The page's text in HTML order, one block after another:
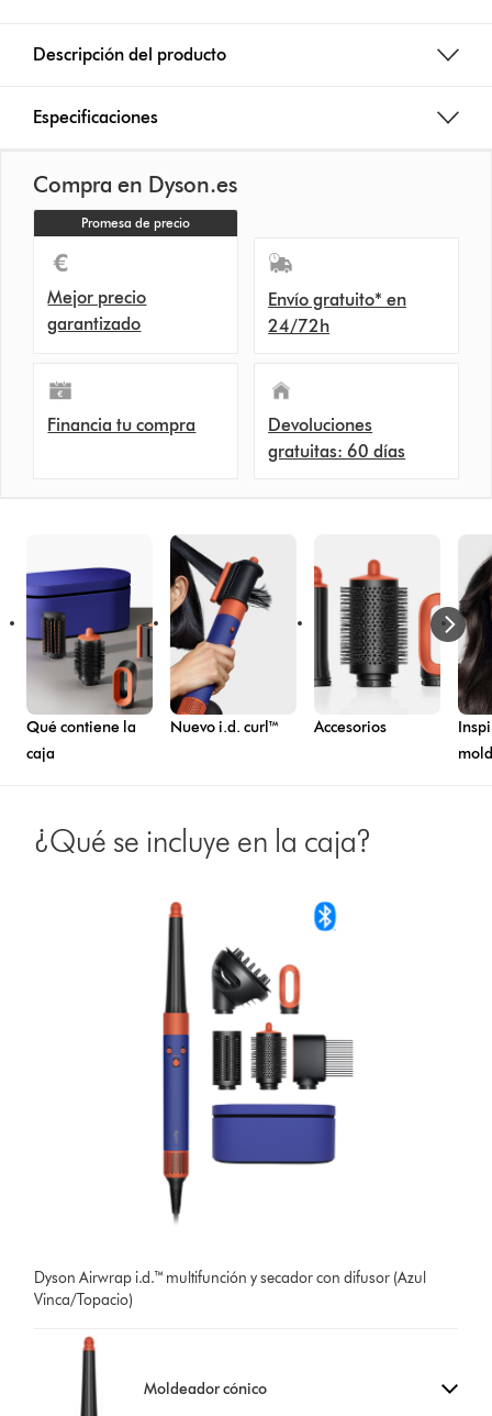
Descripción del producto
Especificaciones
Compra en Dyson.es
Promesa de precio
Mejor precio
garantizado
Envío gratuito* en
24/72h
Financia tu compra
Devoluciones
gratuitas: 60 días
Qué contiene la
caja
Nuevo i.d. curl™ Accesorios
¿Qué se incluye en la caja?
Dyson Airwrap i.d.™ multifunción y secador con difusor (Azul
Vinca/Topacio)
Moldeador cónico